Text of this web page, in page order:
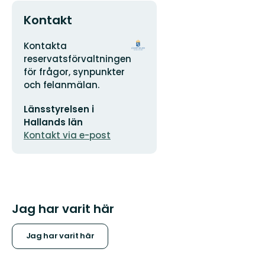
Kontakt
Adress
Kontakta
reservatsförvaltningen
för frågor, synpunkter
och felanmälan.
postadress
Länsstyrelsen i
Hallands län
Kontakt via e-post
Organisationens
Jag har varit här
Jag har varit här